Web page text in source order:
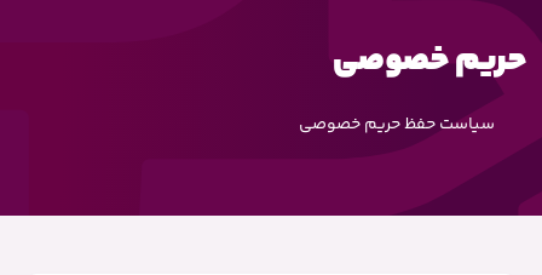
حریم خصوصی
سیاست حفظ حریم خصوصی